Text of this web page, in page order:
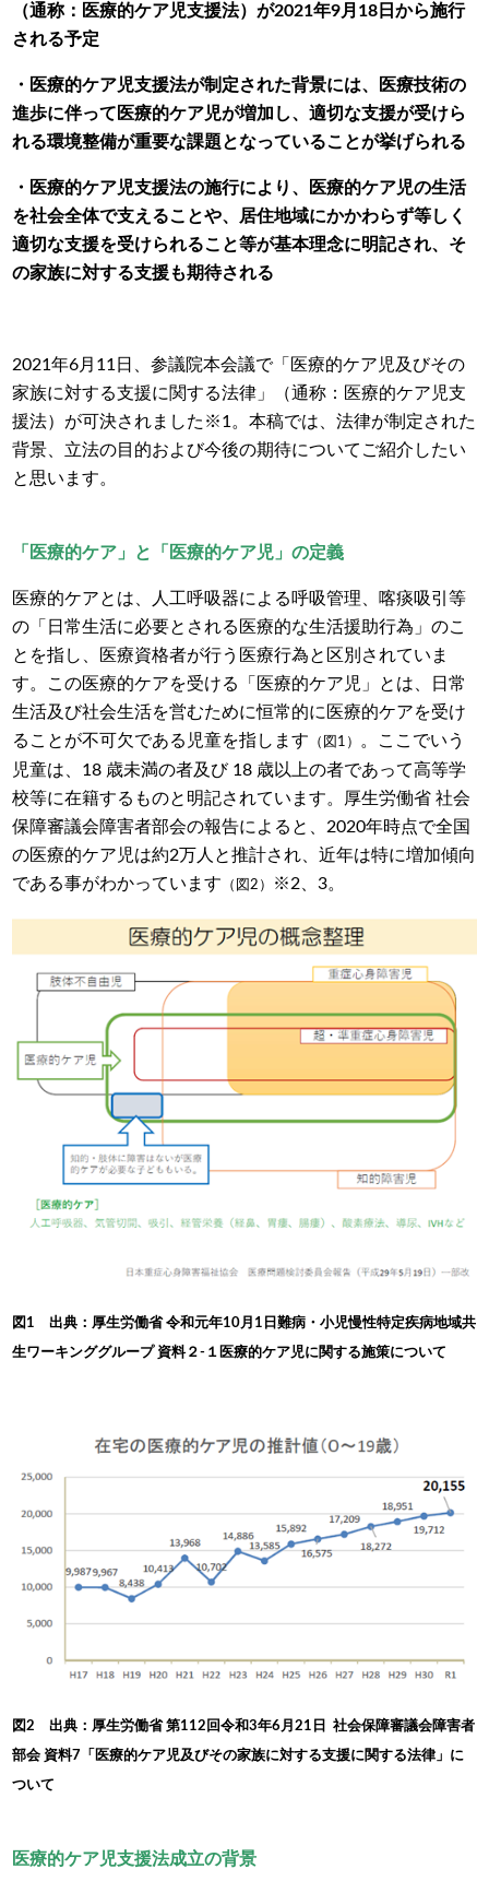
（通称：医療的ケア児支援法）が2021年9月18日から施行
される予定
・医療的ケア児支援法が制定された背景には、医療技術の
進歩に伴って医療的ケア児が増加し、適切な支援が受けら
れる環境整備が重要な課題となっていることが挙げられる
・医療的ケア児支援法の施行により、医療的ケア児の生活
を社会全体で支えることや、居住地域にかかわらず等しく
適切な支援を受けられること等が基本理念に明記され、そ
の家族に対する支援も期待される
2021年6月11日、参議院本会議で「医療的ケア児及びその
家族に対する支援に関する法律」（通称：医療的ケア児支
援法）が可決されました※1。本稿では、法律が制定された
背景、立法の目的および今後の期待についてご紹介したい
と思います。
「医療的ケア」と「医療的ケア児」の定義
医療的ケアとは、人工呼吸器による呼吸管理、喀痰吸引等
の「日常生活に必要とされる医療的な生活援助行為」のこ
とを指し、医療資格者が行う医療行為と区別されていま
す。この医療的ケアを受ける「医療的ケア児」とは、日常
生活及び社会生活を営むために恒常的に医療的ケアを受け
ることが不可欠である児童を指します （図1）
。ここでいう
児童は、18 歳未満の者及び 18 歳以上の者であって高等学
校等に在籍するものと明記されています。厚生労働省 社会
保障審議会障害者部会の報告によると、2020年時点で全国
の医療的ケア児は約2万人と推計され、近年は特に増加傾向
である事がわかっています （図2） ※2、3。
図1 出典：厚生労働省 令和元年10月1日難病・小児慢性特定疾病地域共
生ワーキンググループ 資料２-１医療的ケア児に関する施策について
図2 出典：厚生労働省 第112回令和3年6月21日 社会保障審議会障害者
部会 資料7「医療的ケア児及びその家族に対する支援に関する法律」に
ついて
医療的ケア児支援法成立の背景